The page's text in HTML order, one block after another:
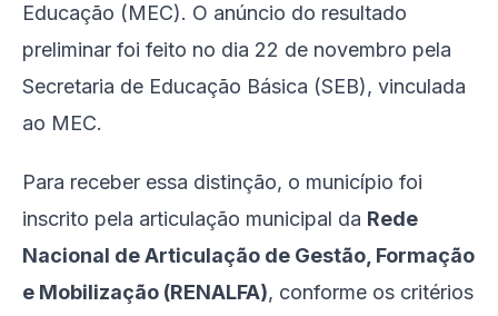
Educação (MEC). O anúncio do resultado
preliminar foi feito no dia 22 de novembro pela
Secretaria de Educação Básica (SEB), vinculada
ao MEC.
Para receber essa distinção, o município foi
inscrito pela articulação municipal da Rede
Nacional de Articulação de Gestão, Formação
e Mobilização (RENALFA), conforme os critérios